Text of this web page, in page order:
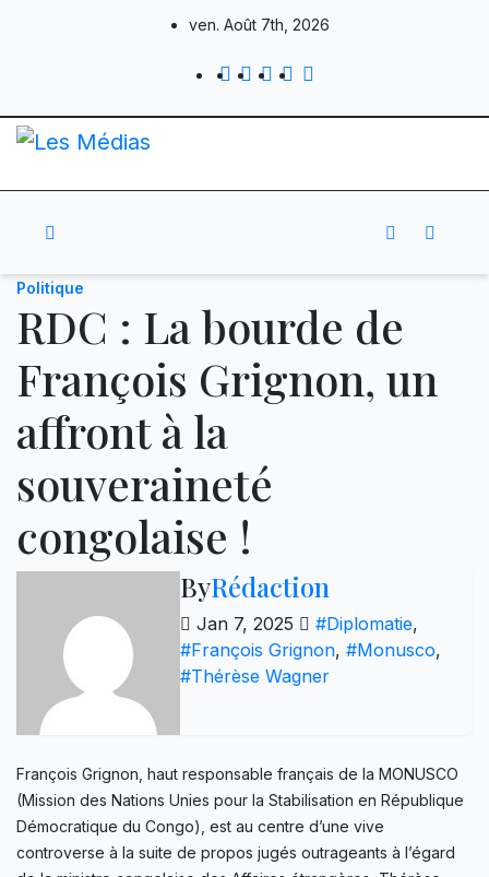
ven. Août 7th, 2026
Politique
RDC : La bourde de
François Grignon, un
affront à la
souveraineté
congolaise !
ByRédaction
Jan 7, 2025 #Diplomatie,
#François Grignon, #Monusco,
#Thérèse Wagner
François Grignon, haut responsable français de la MONUSCO
(Mission des Nations Unies pour la Stabilisation en République
Démocratique du Congo), est au centre d’une vive
controverse à la suite de propos jugés outrageants à l’égard